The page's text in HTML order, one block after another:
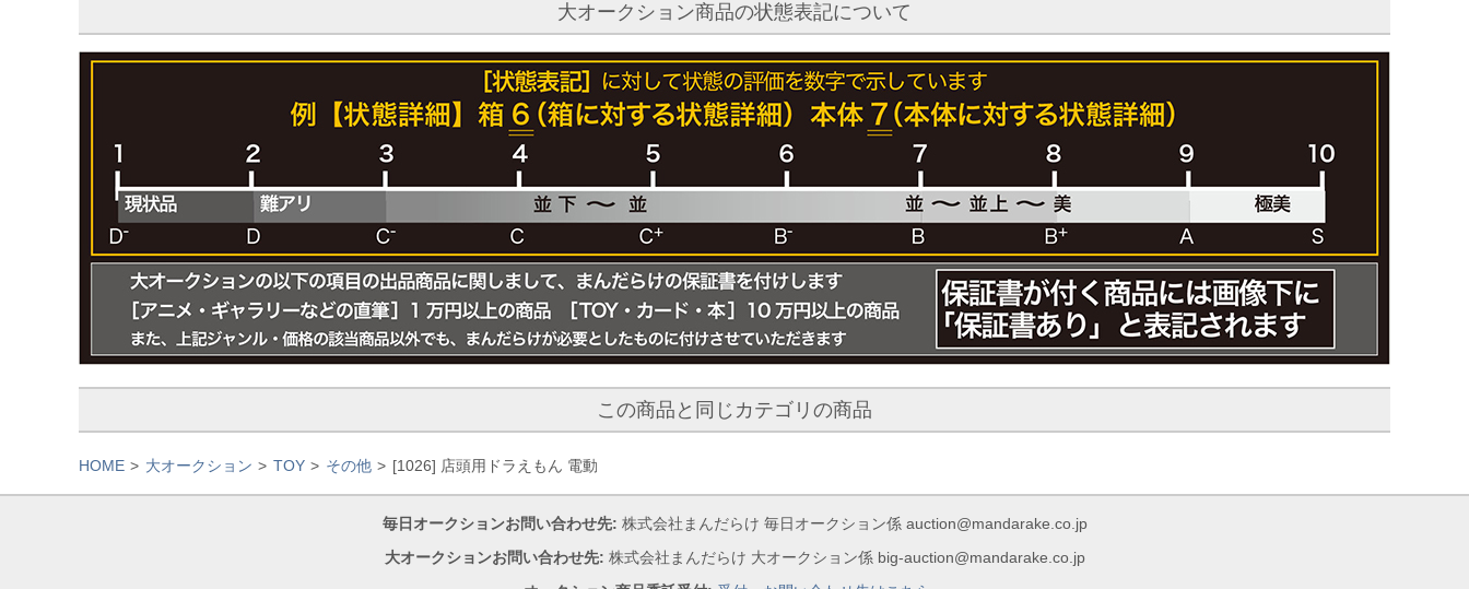
大オークション商品の状態表記について
この商品と同じカテゴリの商品
HOME 大オークション TOY その他 [1026] 店頭用ドラえもん 電動
毎日オークションお問い合わせ先: 株式会社まんだらけ 毎日オークション係 auction@mandarake.co.jp
大オークションお問い合わせ先: 株式会社まんだらけ 大オークション係 big-auction@mandarake.co.jp